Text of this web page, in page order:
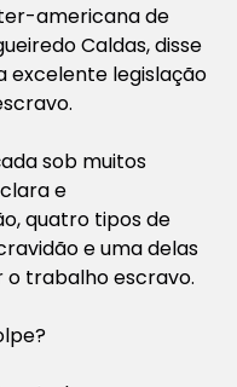
americana de
Caldas, disse
excelente legislação
sob muitos
e
quatro tipos de
e uma delas
trabalho escravo.